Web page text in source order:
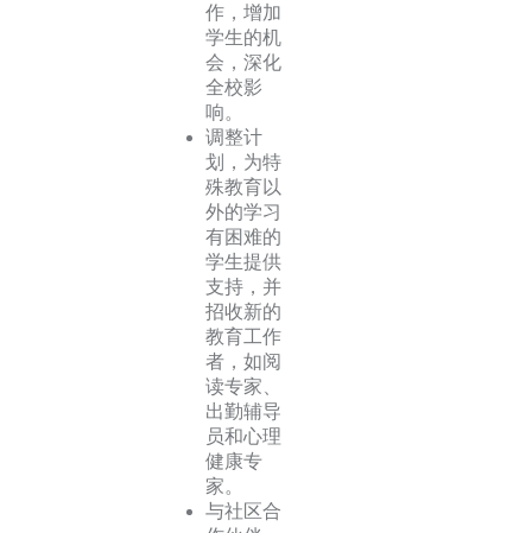
作，增加
学生的机
会，深化
全校影
响。
调整计
划，为特
殊教育以
外的学习
有困难的
学生提供
支持，并
招收新的
教育工作
者，如阅
读专家、
出勤辅导
员和心理
健康专
家。
与社区合